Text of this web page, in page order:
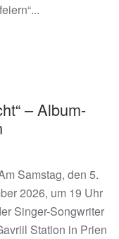
– Album-
Samstag, den 5.
2026, um 19 Uhr
Singer-Songwriter
Station in Prien